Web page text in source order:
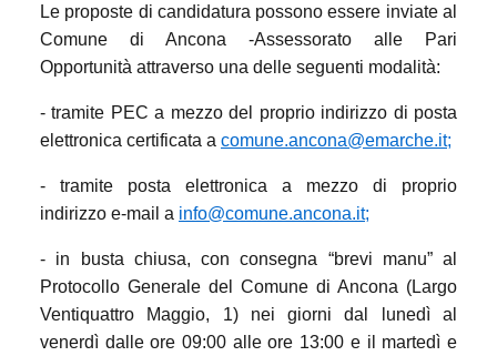
Le proposte di candidatura possono essere inviate al
Comune di Ancona -Assessorato alle Pari
Opportunità attraverso una delle seguenti modalità:
- tramite PEC a mezzo del proprio indirizzo di posta
elettronica certificata a comune.ancona@emarche.it;
- tramite posta elettronica a mezzo di proprio
indirizzo e-mail a info@comune.ancona.it;
- in busta chiusa, con consegna “brevi manu” al
Protocollo Generale del Comune di Ancona (Largo
Ventiquattro Maggio, 1) nei giorni dal lunedì al
venerdì dalle ore 09:00 alle ore 13:00 e il martedì e